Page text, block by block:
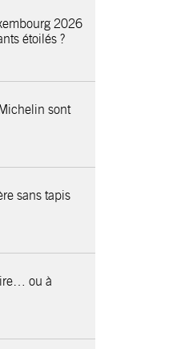
2026
étoilés ?
sont
sans tapis
ou à